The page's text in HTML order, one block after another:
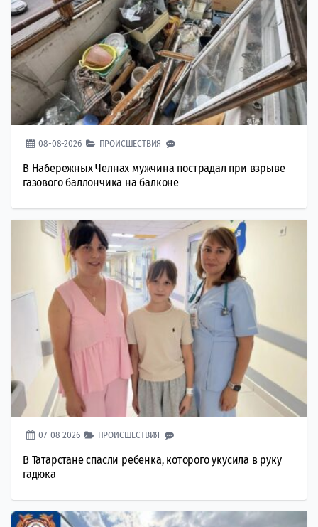
08-08-2026 ПРОИСШЕСТВИЯ
В Набережных Челнах мужчина пострадал при взрыве
газового баллончика на балконе
07-08-2026 ПРОИСШЕСТВИЯ
В Татарстане спасли ребенка, которого укусила в руку
гадюка